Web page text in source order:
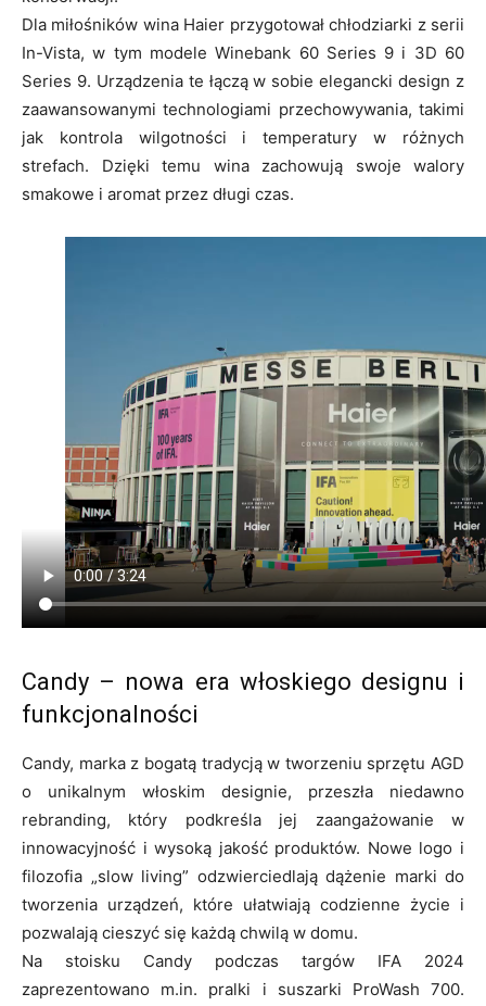
Dla miłośników wina Haier przygotował chłodziarki z serii
In-Vista, w tym modele Winebank 60 Series 9 i 3D 60
Series 9. Urządzenia te łączą w sobie elegancki design z
zaawansowanymi technologiami przechowywania, takimi
jak kontrola wilgotności i temperatury w różnych
strefach. Dzięki temu wina zachowują swoje walory
smakowe i aromat przez długi czas.
Candy – nowa era włoskiego designu i
funkcjonalności
Candy, marka z bogatą tradycją w tworzeniu sprzętu AGD
o unikalnym włoskim designie, przeszła niedawno
rebranding, który podkreśla jej zaangażowanie w
innowacyjność i wysoką jakość produktów. Nowe logo i
filozofia „slow living” odzwierciedlają dążenie marki do
tworzenia urządzeń, które ułatwiają codzienne życie i
pozwalają cieszyć się każdą chwilą w domu.
Na stoisku Candy podczas targów IFA 2024
zaprezentowano m.in. pralki i suszarki ProWash 700.